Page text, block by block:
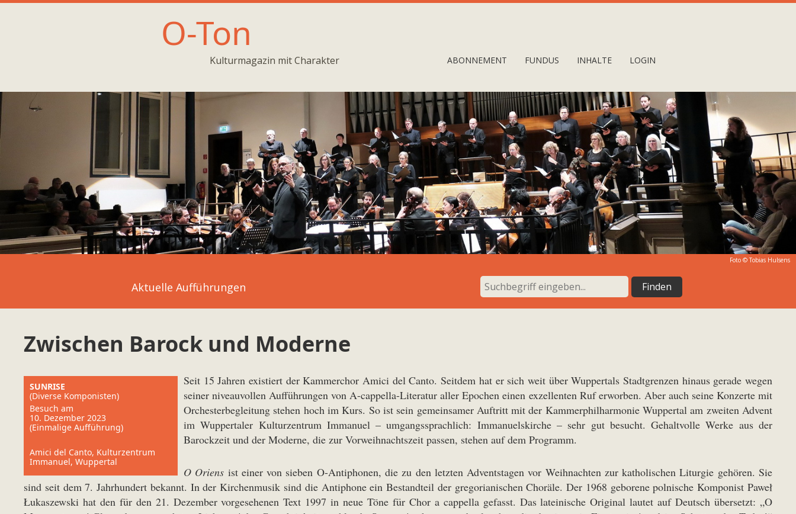
O-Ton
Kulturmagazin mit Charakter ABONNEMENT FUNDUS INHALTE LOGIN
Foto © Tobias Hulsens
Aktuelle Aufführungen
Zwischen Barock und Moderne
SUNRISE
(Diverse Komponisten)
Besuch am
10. Dezember 2023
(Einmalige Aufführung)
Amici del Canto, Kulturzentrum
Immanuel, Wuppertal
Seit 15 Jahren existiert der Kammerchor Amici del Canto. Seitdem hat er sich weit über Wuppertals Stadtgrenzen hinaus gerade wegen
seiner niveauvollen Aufführungen von A-cappella-Literatur aller Epochen einen exzellenten Ruf erworben. Aber auch seine Konzerte mit
Orchesterbegleitung stehen hoch im Kurs. So ist sein gemeinsamer Auftritt mit der Kammerphilharmonie Wuppertal am zweiten Advent
im Wuppertaler Kulturzentrum Immanuel – umgangssprachlich: Immanuelskirche – sehr gut besucht. Gehaltvolle Werke aus der
Barockzeit und der Moderne, die zur Vorweihnachtszeit passen, stehen auf dem Programm.
O Oriens ist einer von sieben O-Antiphonen, die zu den letzten Adventstagen vor Weihnachten zur katholischen Liturgie gehören. Sie
sind seit dem 7. Jahrhundert bekannt. In der Kirchenmusik sind die Antiphone ein Bestandteil der gregorianischen Choräle. Der 1968 geborene polnische Komponist Paweł
Łukaszewski hat den für den 21. Dezember vorgesehenen Text 1997 in neue Töne für Chor a cappella gefasst. Das lateinische Original lautet auf Deutsch übersetzt: „O